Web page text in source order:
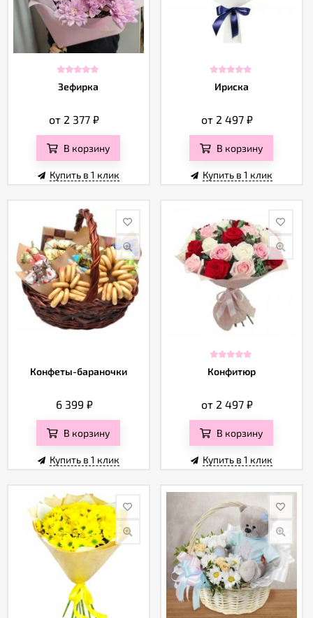
Зефирка
от 2 377₽
В корзину
Купить в 1 клик
Ириска
от 2 497₽
В корзину
Купить в 1 клик
Конфеты-бараночки
6 399 ₽
В корзину
Купить в 1 клик
Конфитюр
от 2 497₽
В корзину
Купить в 1 клик